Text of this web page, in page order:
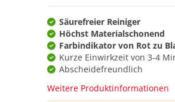
Säurefreier Reiniger
Höchst Materialschonend
Farbindikator von Rot zu
Kurze Einwirkzeit von 3-4
Abscheidefreundlich
Weitere Produktinformationen